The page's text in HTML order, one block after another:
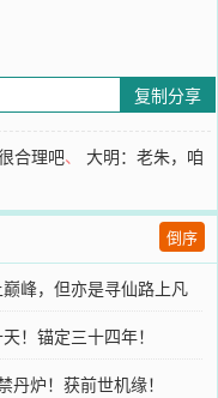
复制分享
合理吧、大明：老朱，咱
倒序
峰，但亦是寻仙路上凡
！锚定三十四年！
丹炉！获前世机缘！